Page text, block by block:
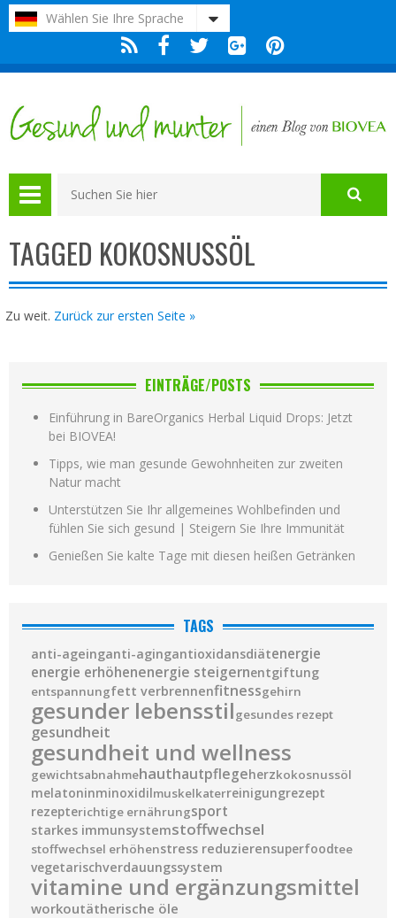
Bitte
beachten
Diese
enthält
ein
Barrierefreiheitssystem.
Wählen Sie Ihre Sprache
TAGGED KOKOSNUSSÖL
Zu weit. Zurück zur ersten Seite »
EINTRÄGE/POSTS
Einführung in BareOrganics Herbal Liquid Drops: Jetzt
bei BIOVEA!
Tipps, wie man gesunde Gewohnheiten zur zweiten
Natur macht
Unterstützen Sie Ihr allgemeines Wohlbefinden und
fühlen Sie sich gesund | Steigern Sie Ihre Immunität
Genießen Sie kalte Tage mit diesen heißen Getränken
TAGS
anti-ageinganti-agingantioxidansdiätenergie
energie erhöhenenergie steigernentgiftung
entspannungfett verbrennenfitnessgehirn
gesunder lebensstilgesundes rezept
gesundheit
gesundheit und wellness
gewichtsabnahmehauthautpflegeherzkokosnussöl
melatoninminoxidilmuskelkaterreinigungrezept
rezepterichtige ernährungsport
starkes immunsystemstoffwechsel
stoffwechsel erhöhenstress reduzierensuperfoodtee
vegetarischverdauungssystem
vitamine und ergänzungsmittel
workoutätherische öle